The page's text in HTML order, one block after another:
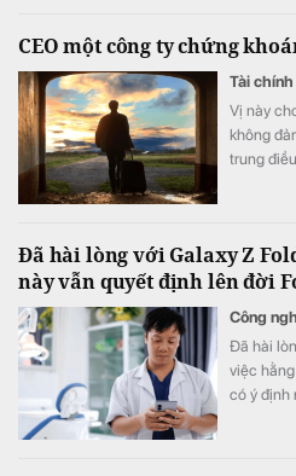
CEO một công ty chứng
Tài chính
Vị này
không
trung
Đã hài lòng với Galaxy Z
này vẫn quyết định lên đời
Công
Đã hài
việc
có ý định